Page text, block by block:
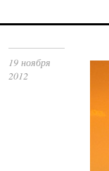
19 ноября
2012